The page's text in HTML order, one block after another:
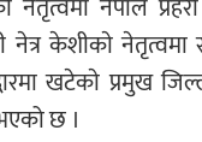
केशीकाे नेतृत्वमा
खटेकाे प्रमुख
छ ।